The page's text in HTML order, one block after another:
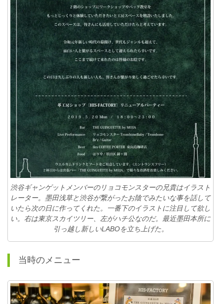
渋谷ギャンゲットメンバーのリョコモンスターの兄貴はイラスト
レーター。墨田浅草と渋谷が繋がったお陰でみたいな事を話して
いたら次の日に作ってくれた。一番下のイラストに注目して欲し
い。右は東京スカイツリー、左がハチ公なのだ。最近墨田本所に
引っ越し新しいLABOを立ち上げた。
当時のメニュー